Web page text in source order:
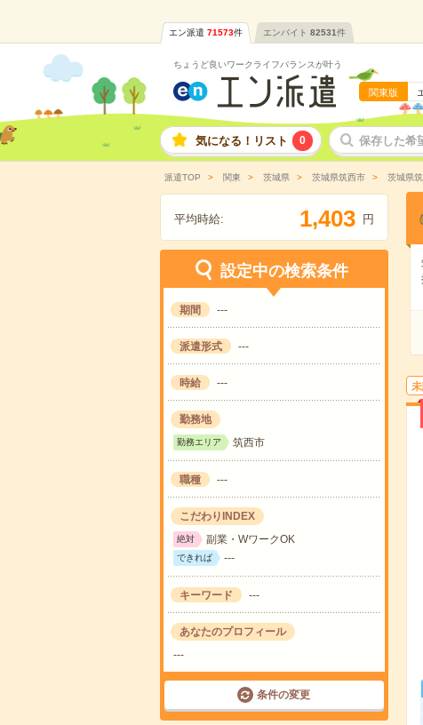
エン派遣 71573件 エンバイト 82531件
ちょうど良いワークライフバランスが叶う
関東版
気になる！リスト 0 保存した希
派遣TOP 関東 茨城県 茨城県筑西市 茨城県
平均時給: 1,403 円
設定中の検索条件
期間 ---
派遣形式 ---
時給 ---
勤務地
勤務エリア 筑西市
職種 ---
こだわりINDEX
絶対 副業・WワークOK
できれば ---
キーワード ---
あなたのプロフィール
---
条件の変更